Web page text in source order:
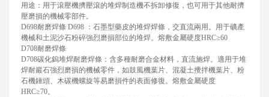
用途：用于滾壓機擠壓滾的堆焊制造機不拆卸修復，也可用于其他耐擠
壓磨損的機械零部件。
D698耐磨焊條 D698 ：石墨型藥皮的堆焊焊條，交直流兩用。用于礦產
機械和土泥沙石粉碎強烈磨損部位的堆焊。熔敷金屬硬度HRC≥60
D708耐磨焊條
D708碳化鎢堆焊耐磨焊條：含多種耐磨合金材料，直流施焊。適用于堆
焊耐巖石強烈磨損的機械零件，如鼓風機葉片、混凝土攪拌機葉片、粉
石機錘頭、木碳機螺旋等易磨損件的表面修復。熔敷金屬硬度
HRC≥70。